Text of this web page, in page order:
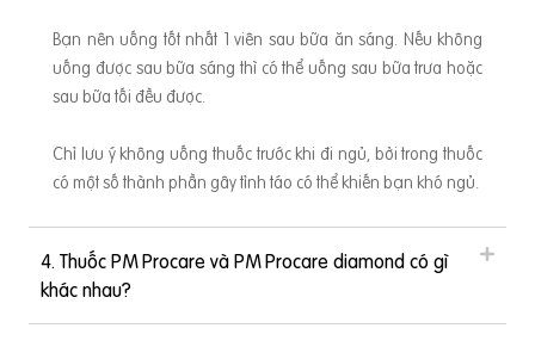
Bạn nên uống tốt nhất 1 viên sau bữa ăn sáng. Nếu không
uống được sau bữa sáng thì có thể uống sau bữa trưa hoặc
sau bữa tối đều được.
Chỉ lưu ý không uống thuốc trước khi đi ngủ, bởi trong thuốc
có một số thành phần gây tỉnh táo có thể khiến bạn khó ngủ.
4. Thuốc PM Procare và PM Procare diamond có gì
khác nhau?